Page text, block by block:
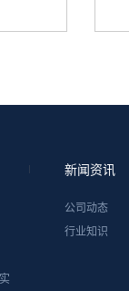
新闻资讯
公司动态
行业知识